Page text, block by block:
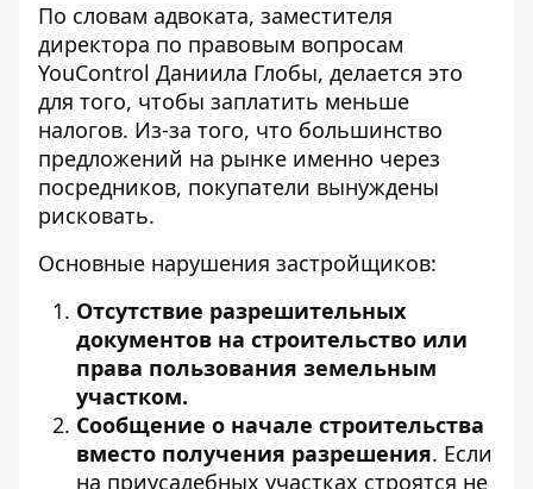
По словам адвоката, заместителя
директора по правовым вопросам
YouControl Даниила Глобы, делается это
для того, чтобы заплатить меньше
налогов. Из-за того, что большинство
предложений на рынке именно через
посредников, покупатели вынуждены
рисковать.
Основные нарушения застройщиков:
Отсутствие разрешительных
документов на строительство или
права пользования земельным
участком.
Сообщение о начале строительства
вместо получения разрешения. Если
на приусадебных участках строятся не